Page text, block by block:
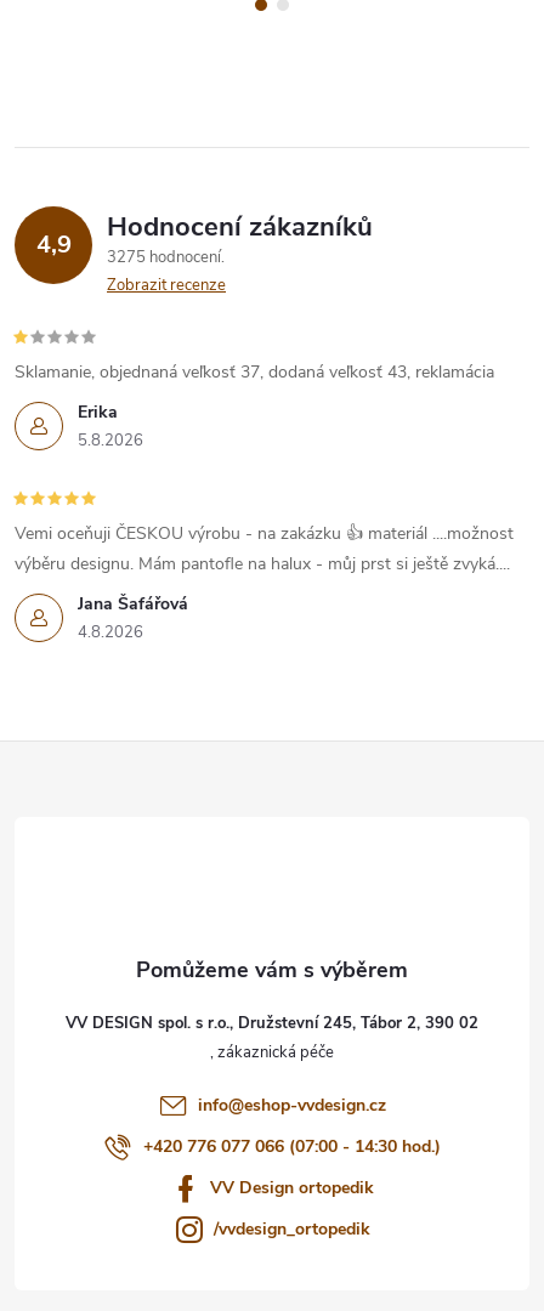
4,9 Hodnocení zákazníků
3275 hodnocení
Zobrazit recenze
Erika
5.8.2026
Sklamanie, objednaná veľkosť 37, dodaná veľkosť 43, reklamácia
Jana Šafářová
4.8.2026
Vemi oceňuji ČESKOU výrobu - na zakázku 👍 materiál ....možnost
výběru designu. Mám pantofle na halux - můj prst si ještě zvyká....
VV DESIGN spol. s r.o., Družstevní 245, Tábor 2, 390 02
info@eshop-vvdesign.cz
+420 776 077 066 (07:00 - 14:30 hod.)
VV Design ortopedik
/vvdesign_ortopedik